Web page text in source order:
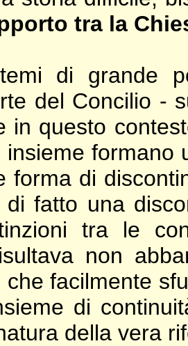
tra la
di grande
del Concilio -
in questo
formano
forma di
di fatto una
tra le
non
facilmente
di
della vera